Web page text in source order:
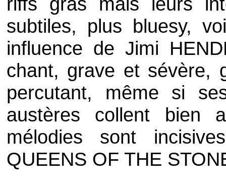
subtiles, plus bluesy,
influence de Jimi
chant, grave et sévère,
percutant, même si
austères collent bien
mélodies sont
QUEENS OF THE